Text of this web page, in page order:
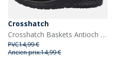
Crosshatch
Crosshatch Baskets Antioch Femme Black Mono
PVC14,99 €
Ancien prix:14,99 €